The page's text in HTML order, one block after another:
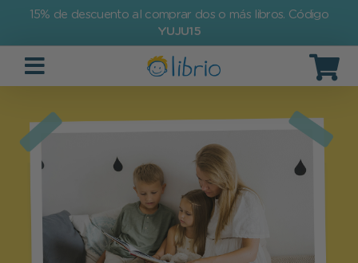
15% de descuento al comprar dos o más libros. Código
YUJU15